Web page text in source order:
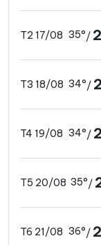
T2 17/08 35°/
T3 18/08 34°/
T4 19/08 34°/
T5 20/08 35°/
T6 21/08 36°/